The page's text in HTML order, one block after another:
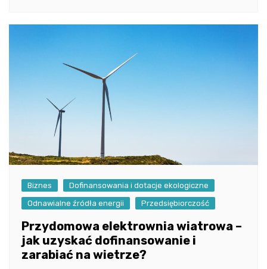
Biznes
Dofinansowania i dotacje ekologiczne
Odnawialne źródła energii
Przedsiębiorczość
Przydomowa elektrownia wiatrowa –
jak uzyskać dofinansowanie i
zarabiać na wietrze?